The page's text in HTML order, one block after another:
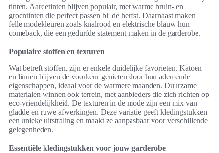
tinten. Aardetinten blijven populair, met warme bruin- en
groentinten die perfect passen bij de herfst. Daarnaast maken
felle modekleuren zoals knalrood en elektrische blauw hun
comeback, die een gedurfde statement maken in de garderobe.
Populaire stoffen en texturen
Wat betreft stoffen, zijn er enkele duidelijke favorieten. Katoen
en linnen blijven de voorkeur genieten door hun ademende
eigenschappen, ideaal voor de warmere maanden. Duurzame
materialen winnen ook terrein, met aanbieders die zich richten op
eco-vriendelijkheid. De texturen in de mode zijn een mix van
gladde en ruwe afwerkingen. Deze variatie geeft kledingstukken
een unieke uitstraling en maakt ze aanpasbaar voor verschillende
gelegenheden.
Essentiële kledingstukken voor jouw garderobe